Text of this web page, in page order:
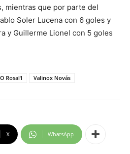
mientras que por parte del
Soler Lucena con 6 goles y
y Guillerme Lionel con 5 goles
O Rosal1 Valinox Novás
X WhatsApp